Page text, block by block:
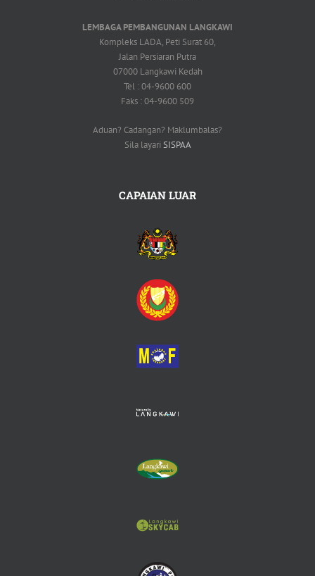
LEMBAGA PEMBANGUNAN LANGKAWI
Kompleks LADA, Peti Surat 60,
Jalan Persiaran Putra
07000 Langkawi Kedah
Tel : 04-9600 600
Faks : 04-9600 509
Aduan? Cadangan? Maklumbalas?
Sila layari SISPAA
CAPAIAN LUAR